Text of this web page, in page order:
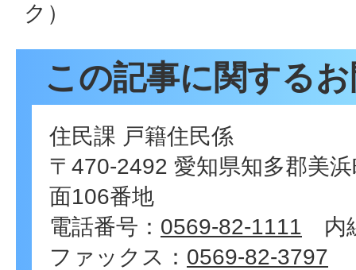
ク）
この記事に関する
住民課 戸籍住民係
〒470-2492 愛知県知多郡美
面106番地
電話番号： 0569-82-1111 内
ファックス： 0569-82-3797